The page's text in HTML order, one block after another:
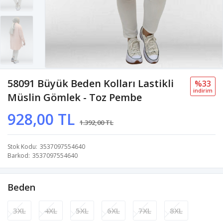
58091 Büyük Beden Kolları Lastikli
Müslin Gömlek - Toz Pembe
928,00 TL 1.392,00 TL
%33
i̇ndi̇ri̇m
Stok Kodu 3537097554640
Barkod 3537097554640
Beden
3XL 4XL 5XL 6XL 7XL 8XL